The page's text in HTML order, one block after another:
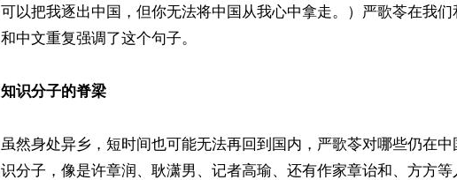
可以把我逐出中国，但你无法将中国从我心中拿走。）严歌苓在我
和中文重复强调了这个句子。
知识分子的脊梁
虽然身处异乡，短时间也可能无法再回到国内，严歌苓对哪些仍在
识分子，像是许章润、耿潇男、记者高瑜、还有作家章诒和、方方等